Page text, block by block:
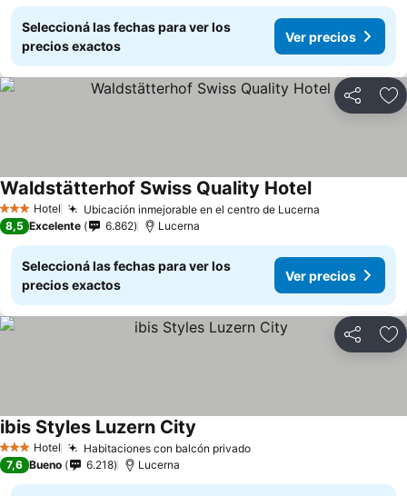
Seleccioná las fechas para ver los
precios exactos
Ver precios
Compartir
3 Estrellas
Hotel Ubicación inmejorable en el centro de Lucerna
Waldstätterhof Swiss Quality Hotel
8,5 Excelente 6.862 Lucerna
Seleccioná las fechas para ver los
precios exactos
Ver precios
Compartir
3 Estrellas
Hotel Habitaciones con balcón privado
ibis Styles Luzern City
7,6 Bueno 6.218 Lucerna